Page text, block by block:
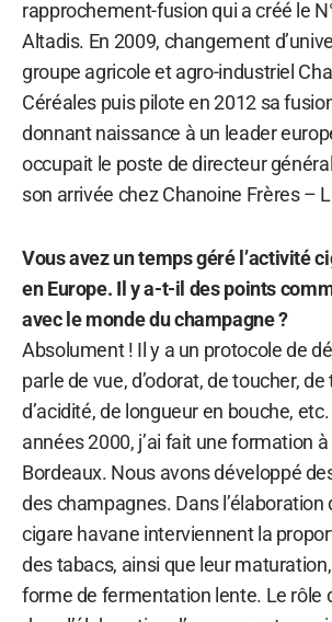
rapprochement-fusion qui a créé le
Altadis. En 2009, changement
groupe agricole et agro-industriel
Céréales puis pilote en 2012 sa
donnant naissance à un leader
occupait le poste de directeur
son arrivée chez Chanoine Frères –
Vous avez un temps géré l’activité
en Europe. Il y a-t-il des points
avec le monde du champagne ?
Absolument ! Il y a un protocole de
parle de vue, d’odorat, de toucher, de
d’acidité, de longueur en bouche,
années 2000, j’ai fait une formation
Bordeaux. Nous avons développé
des champagnes. Dans l’élaboration
cigare havane interviennent la
des tabacs, ainsi que leur
forme de fermentation lente. Le rôle